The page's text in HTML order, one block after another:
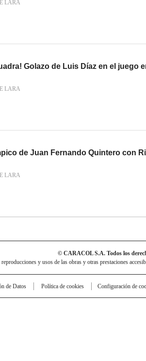
LARA
Golazo de Luis Díaz en el juego
LARA
de Juan Fernando Quintero con
LARA
© CARACOL S.A. Todos los
y usos de las obras y otras prestaciones
de Datos Política de cookies Configuración de